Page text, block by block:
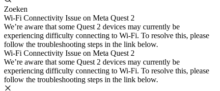
Zoeken
Wi-Fi Connectivity Issue on Meta Quest 2
We’re aware that some Quest 2 devices may currently be
experiencing difficulty connecting to Wi-Fi. To resolve this, please
follow the troubleshooting steps in the link below.
Wi-Fi Connectivity Issue on Meta Quest 2
We’re aware that some Quest 2 devices may currently be
experiencing difficulty connecting to Wi-Fi. To resolve this, please
follow the troubleshooting steps in the link below.